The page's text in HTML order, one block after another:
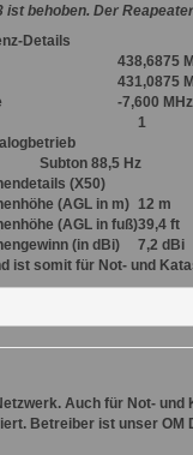
behoben. Der
Details
438,6875
431,0875
-7,600 MHz
1
Subton 88,5 Hz
(X50)
(AGL in m) 12 m
(AGL in fuß)39,4 ft
(in dBi)
7,2 dBi
ist somit für Not- und
Auch für Not- und
Betreiber ist unser OM